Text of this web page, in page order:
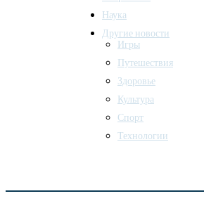
Наука
Другие новости
Игры
Путешествия
Здоровье
Культура
Спорт
Технологии